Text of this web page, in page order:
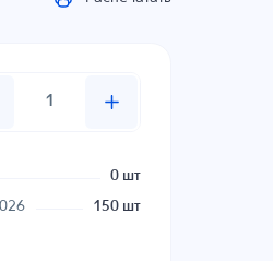
0 шт
150 шт